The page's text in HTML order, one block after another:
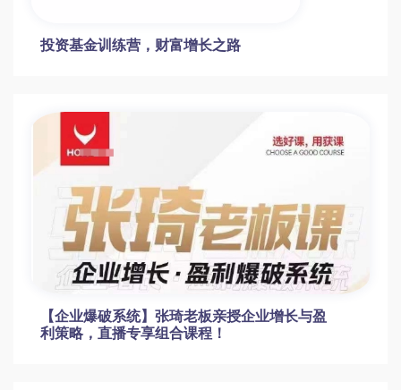
投资基金训练营，财富增长之路
【企业爆破系统】张琦老板亲授企业增长与盈
利策略，直播专享组合课程！